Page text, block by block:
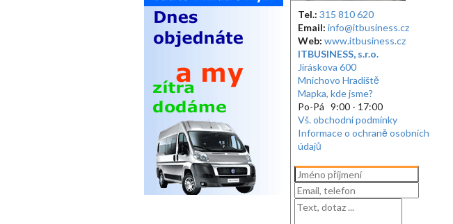
Tel.: 315 810 620
Email: info@itbusiness.cz
Web: www.itbusiness.cz
ITBUSINESS, s.r.o.
Jiráskova 600
Mnichovo Hradiště
Mapka, kde jsme?
Po-Pá 9:00 - 17:00
Vš. obchodní podmínky
Informace o ochraně osobních
údajů